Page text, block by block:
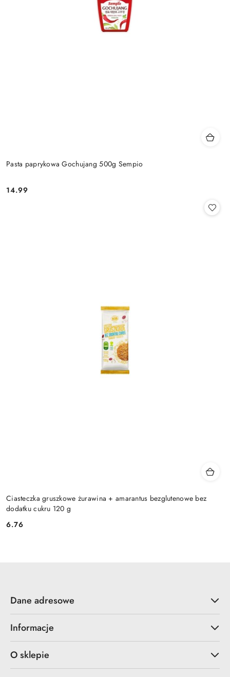
Pasta paprykowa Gochujang 500g Sempio
Cena:
14.99
Ciasteczka gruszkowe żurawina + amarantus bezglutenowe bez
dodatku cukru 120 g
Cena:
6.76
Dane adresowe
Informacje
O sklepie